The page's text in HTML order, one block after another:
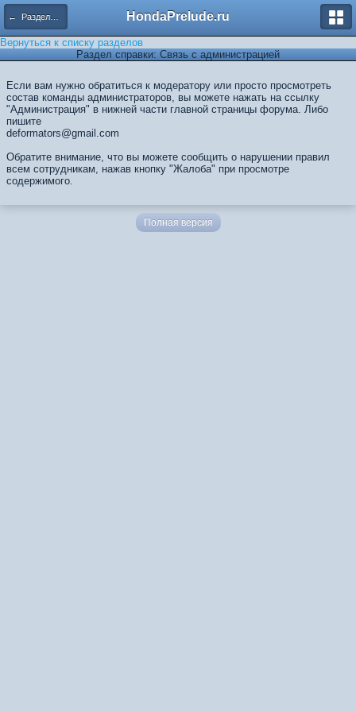
← Разделы справки HondaPrelude.ru
Вернуться к списку разделов
Раздел справки: Связь с администрацией
Если вам нужно обратиться к модератору или просто просмотреть
состав команды администраторов, вы можете нажать на ссылку
"Администрация" в нижней части главной страницы форума. Либо
пишите
deformators@gmail.com
Обратите внимание, что вы можете сообщить о нарушении правил
всем сотрудникам, нажав кнопку "Жалоба" при просмотре
содержимого.
Полная версия